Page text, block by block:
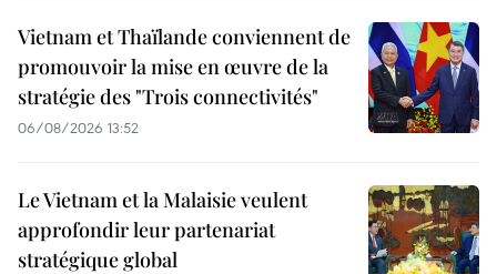
Vietnam et Thaïlande conviennent de
promouvoir la mise en œuvre de la
stratégie des "Trois connectivités"
06/08/2026 13:52
Le Vietnam et la Malaisie veulent
approfondir leur partenariat
stratégique global